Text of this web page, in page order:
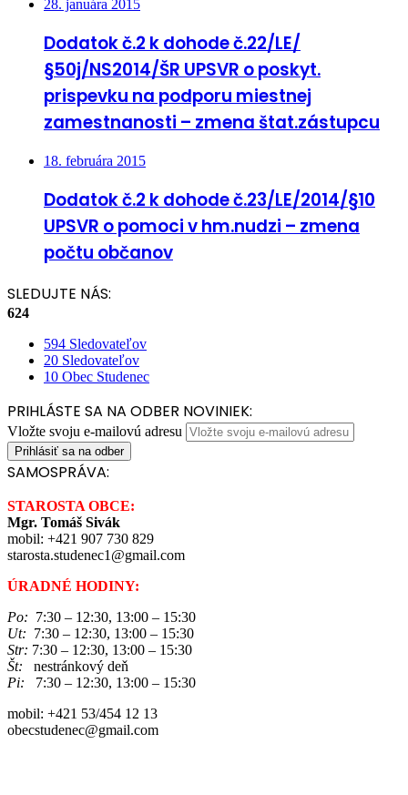
28. januára 2015
Dodatok č.2 k dohode č.22/LE/
§50j/NS2014/ŠR UPSVR o poskyt.
prispevku na podporu miestnej
zamestnanosti – zmena štat.zástupcu
18. februára 2015
Dodatok č.2 k dohode č.23/LE/2014/§10
UPSVR o pomoci v hm.nudzi – zmena
počtu občanov
SLEDUJTE NÁS:
624
594 Sledovateľov
20 Sledovateľov
10 Obec Studenec
PRIHLÁSTE SA NA ODBER NOVINIEK:
Vložte svoju e-mailovú adresu
SAMOSPRÁVA:
STAROSTA OBCE:
Mgr. Tomáš Sivák
mobil: +421 907 730 829
starosta.studenec1@gmail.com
ÚRADNÉ HODINY:
Po: 7:30 – 12:30, 13:00 – 15:30
Ut: 7:30 – 12:30, 13:00 – 15:30
Str: 7:30 – 12:30, 13:00 – 15:30
Št: nestránkový deň
Pi: 7:30 – 12:30, 13:00 – 15:30
mobil: +421 53/454 12 13
obecstudenec@gmail.com